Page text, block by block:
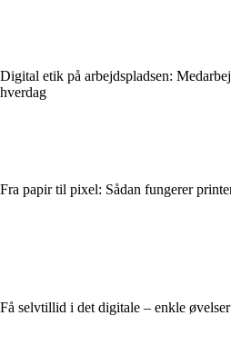
Digital etik på arbejdspladsen:
hverdag
Fra papir til pixel: Sådan fungerer
Få selvtillid i det digitale – enkle